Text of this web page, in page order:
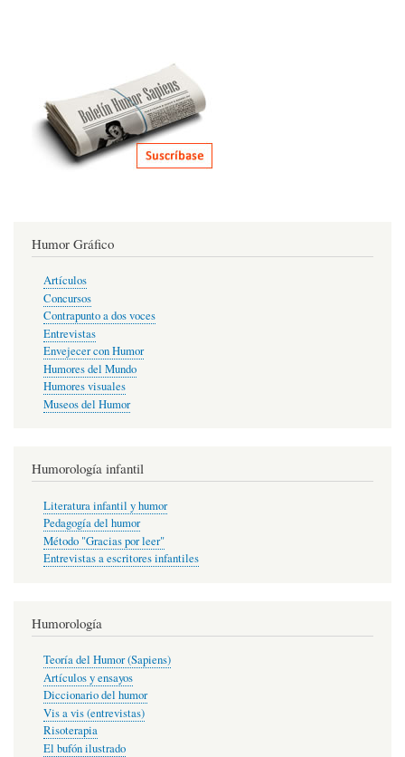
Humor Gráfico
Artículos
Concursos
Contrapunto a dos voces
Entrevistas
Envejecer con Humor
Humores del Mundo
Humores visuales
Museos del Humor
Humorología infantil
Literatura infantil y humor
Pedagogía del humor
Método "Gracias por leer"
Entrevistas a escritores infantiles
Humorología
Teoría del Humor (Sapiens)
Artículos y ensayos
Diccionario del humor
Vis a vis (entrevistas)
Risoterapia
El bufón ilustrado